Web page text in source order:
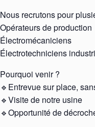
Nous recrutons pour
Opérateurs de production
Électromécaniciens
Électrotechniciens
Pourquoi venir ?
🔹Entrevue sur place,
🔹Visite de notre usine
🔹Opportunité de